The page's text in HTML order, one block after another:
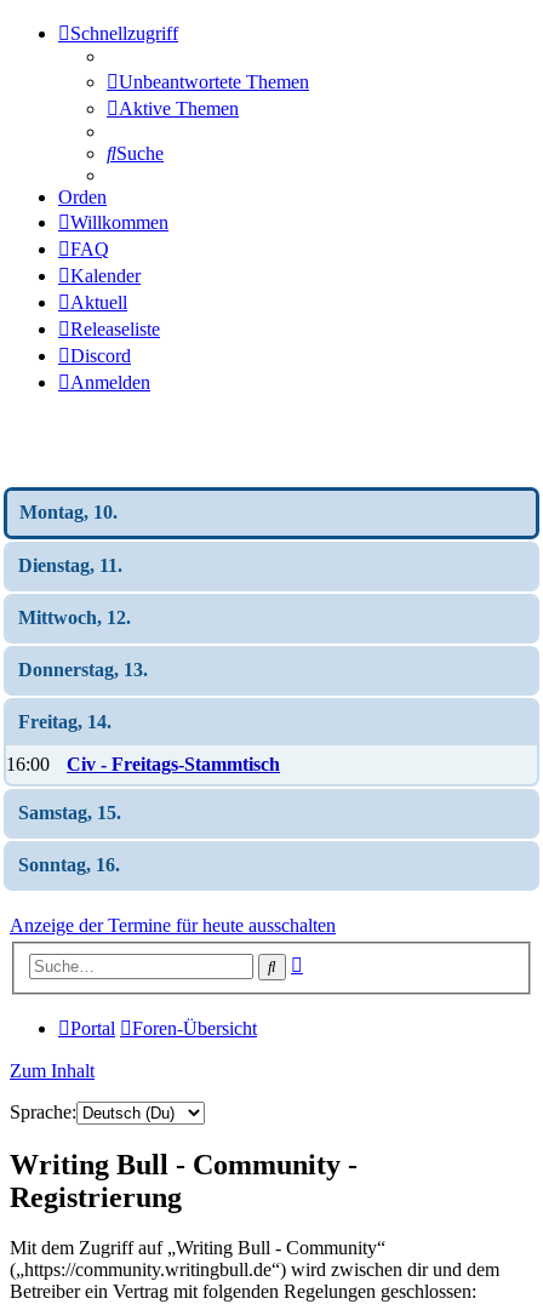
Schnellzugriff
Unbeantwortete Themen
Aktive Themen
Suche
Orden
Willkommen
FAQ
Kalender
Aktuell
Releaseliste
Discord
Anmelden
Montag, 10.
Dienstag, 11.
Mittwoch, 12.
Donnerstag, 13.
Freitag, 14.
16:00 Civ - Freitags-Stammtisch
Samstag, 15.
Sonntag, 16.
Anzeige der Termine für heute ausschalten
Suche
Portal Foren-Übersicht
Zum Inhalt
Sprache:
Writing Bull - Community -
Registrierung
Mit dem Zugriff auf „Writing Bull - Community“
(„https://community.writingbull.de“) wird zwischen dir und dem
Betreiber ein Vertrag mit folgenden Regelungen geschlossen: